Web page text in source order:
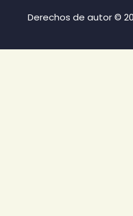
Derechos de autor ©